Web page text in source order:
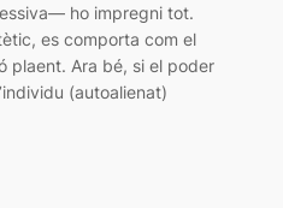
ho impregni tot.
es comporta com el
plaent. Ara bé, si el poder
(autoalienat)